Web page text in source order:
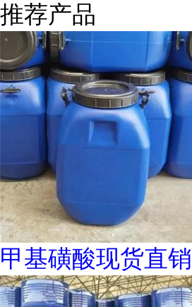
推荐产品
甲基磺酸现货直销